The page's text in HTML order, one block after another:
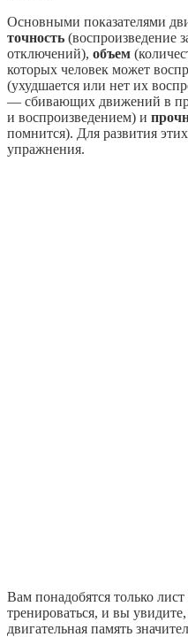
Основными показателями
точность (воспроизведение
отключений), объем
которых человек может
(ухудшается или нет их
— сбивающих движений в
и воспроизведением) и
помнится). Для развития
упражнения.
Вам понадобятся только
тренироваться, и вы
двигательная память